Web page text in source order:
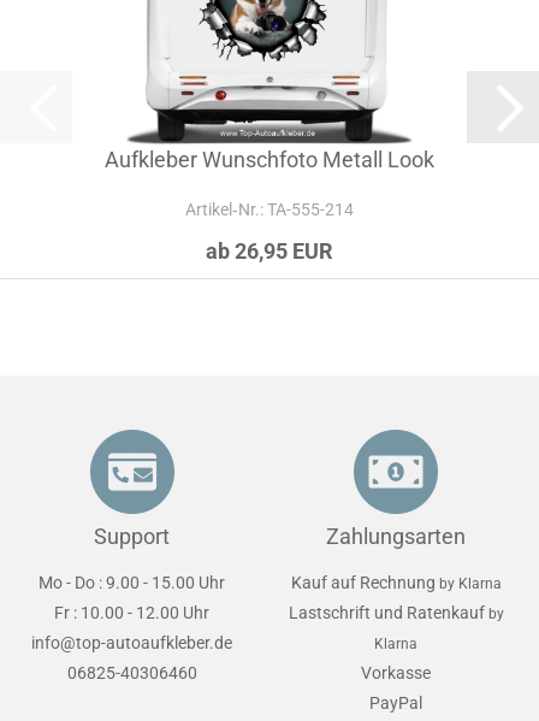
Aufkleber Wunschfoto Metall Look
Artikel‑Nr.: TA-555-214
ab 26,95 EUR
Support
Mo - Do : 9.00 - 15.00 Uhr
Fr : 10.00 - 12.00 Uhr
info@top-autoaufkleber.de
06825-40306460
Zahlungsarten
Kauf auf Rechnung by Klarna
Lastschrift und Ratenkauf by
Klarna
Vorkasse
PayPal